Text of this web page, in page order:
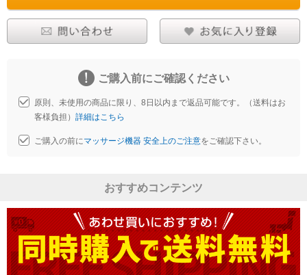
ご購入前にご確認ください
原則、未使用の商品に限り、8日以内まで返品可能です。（送料はお
客様負担） 詳細はこちら
ご購入の前にマッサージ機器 安全上のご注意をご確認下さい。
おすすめコンテンツ